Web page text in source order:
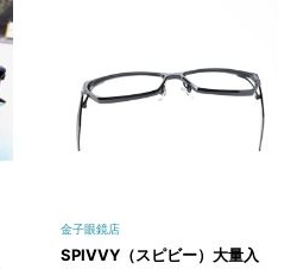
金子眼鏡店
SPIVVY（スピビー）大量入